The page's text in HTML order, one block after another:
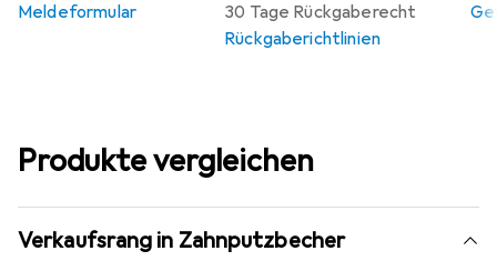
30 Tage Rückgaberecht
Rückgaberichtlinien
Meldeformular
Produkte vergleichen
Verkaufsrang in Zahnputzbecher